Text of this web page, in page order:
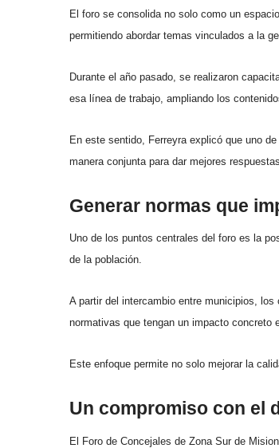
El foro se consolida no solo como un
permitiendo abordar temas vinculados a la
Durante el año pasado, se realizaron
esa línea de trabajo, ampliando los
En este sentido, Ferreyra explicó que uno
manera conjunta para dar mejores
Generar normas que
Uno de los puntos centrales del foro es la
de la población.
A partir del intercambio entre municipios,
normativas que tengan un impacto concreto
Este enfoque permite no solo mejorar la
Un compromiso con el
El Foro de Concejales de Zona Sur de